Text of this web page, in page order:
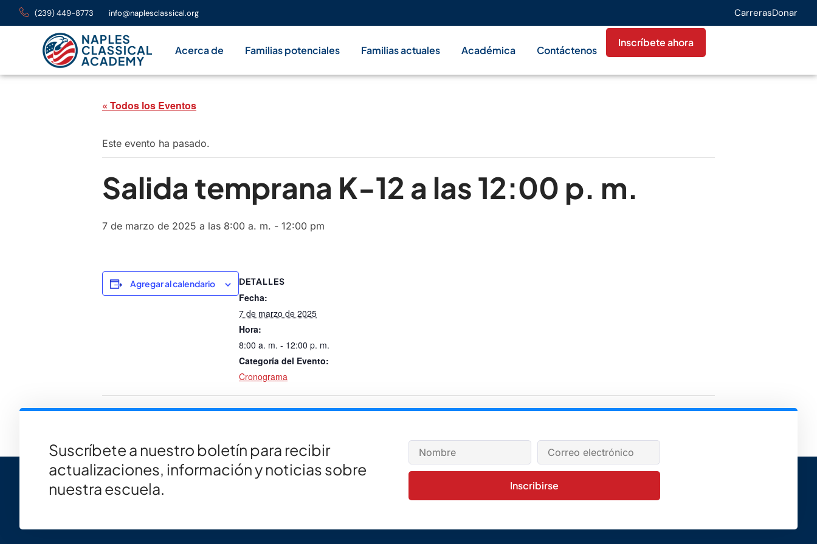
(239) 449-8773 info@naplesclassical.org CarrerasDonar
Acerca de Familias potenciales Familias actuales Académica Contáctenos
Inscríbete ahora
« Todos los Eventos
Este evento ha pasado.
Salida temprana K-12 a las 12:00 p. m.
7 de marzo de 2025 a las 8:00 a. m. - 12:00 pm
Agregar al calendario DETALLES
Fecha:
7 de marzo de 2025
Hora:
8:00 a. m. - 12:00 p. m.
Categoría del Evento:
Cronograma
Suscríbete a nuestro boletín para recibir
actualizaciones, información y noticias sobre
nuestra escuela.
Inscribirse